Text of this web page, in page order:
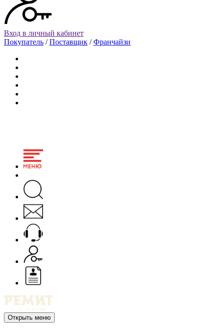
Вход в личный кабинет
Покупатель /Поставщик /Франчайзи
Открыть меню